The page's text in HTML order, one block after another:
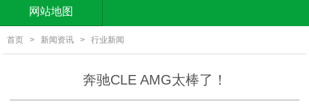
网站地图
首页 > 新闻资讯 > 行业新闻
奔驰CLE AMG太棒了！